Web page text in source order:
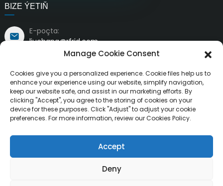
BIZE ÝETIŇ
E-poçta:
liuchang@rfrid.com
etraby, MianÝang şäheri, Siçuan, Hytaý 621000
Awtorlyk hukugy ©“MianYang RuiTai Intelligent Technology
Ähli hukuklar goralan.
Manage Cookie Consent
Cookies give you a personalized experience. Cookie files help us to
enhance your experience using our website, simplify navigation,
keep our website safe, and assist in our marketing efforts. By
clicking "Accept", you agree to the storing of cookies on your
device for these purposes. Click "Adjust" to adjust your cookie
preferences. For more information, review our Cookies Policy.
Accept
Deny